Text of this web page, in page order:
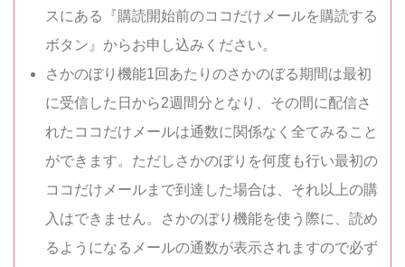
スにある『購読開始前のココだけメールを購読する
ボタン』からお申し込みください。
さかのぼり機能1回あたりのさかのぼる期間は最初
に受信した日から2週間分となり、その間に配信さ
れたココだけメールは通数に関係なく全てみること
ができます。ただしさかのぼりを何度も行い最初の
ココだけメールまで到達した場合は、それ以上の購
入はできません。さかのぼり機能を使う際に、読め
るようになるメールの通数が表示されますので必ず